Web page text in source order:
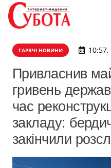
ГАРЯЧІ НОВИНИ
Привласнив
гривень
час
закладу:
закінчили